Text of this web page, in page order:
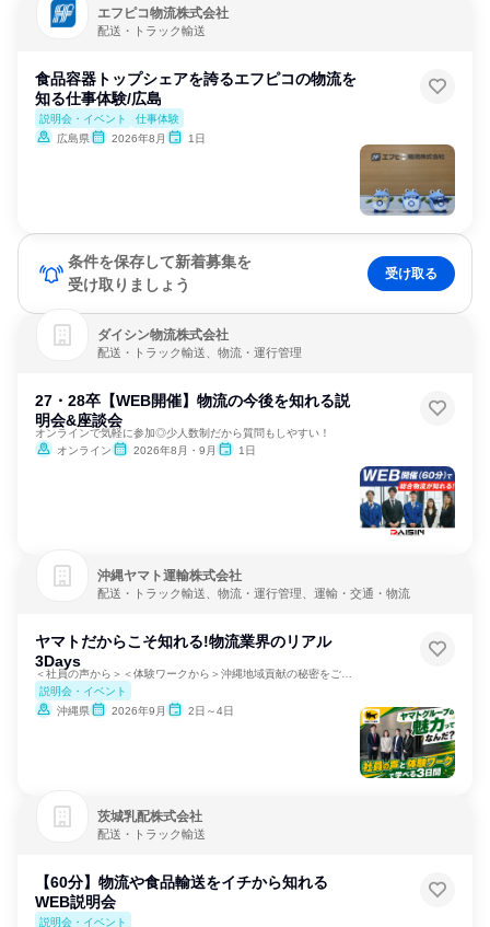
エフピコ物流株式会社
配送・トラック輸送
食品容器トップシェアを誇るエフピコの物流を
知る仕事体験/広島
説明会・イベント
仕事体験
広島県
2026年8月 1日
条件を保存して新着募集を
受け取りましょう
受け取る
ダイシン物流株式会社
配送・トラック輸送、物流・運行管理
27・28卒【WEB開催】物流の今後を知れる説
明会&座談会
オンラインで気軽に参加◎少人数制だから質問もしやすい！
オンライン
2026年8月・9月 1日
沖縄ヤマト運輸株式会社
配送・トラック輸送、物流・運行管理、運輸・交通・物流
ヤマトだからこそ知れる!物流業界のリアル
3Days
説明会・イベント
沖縄県
2026年9月 2日～4日
茨城乳配株式会社
配送・トラック輸送
【60分】物流や食品輸送をイチから知れる
WEB説明会
説明会・イベント